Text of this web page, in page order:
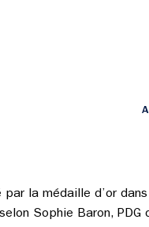
par la médaille d’or
Sophie Baron, PDG